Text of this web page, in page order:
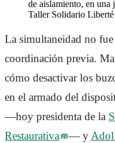
de aislamiento, en una
Taller Solidario Liberté
La simultaneidad no
coordinación previa.
cómo desactivar los
en el armado del
—hoy presidenta de la
Restaurativa
— y